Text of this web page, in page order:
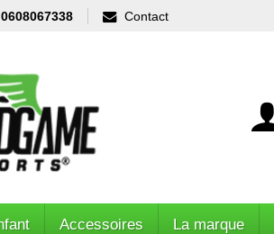
0608067338 Contact
Accessoires La marque